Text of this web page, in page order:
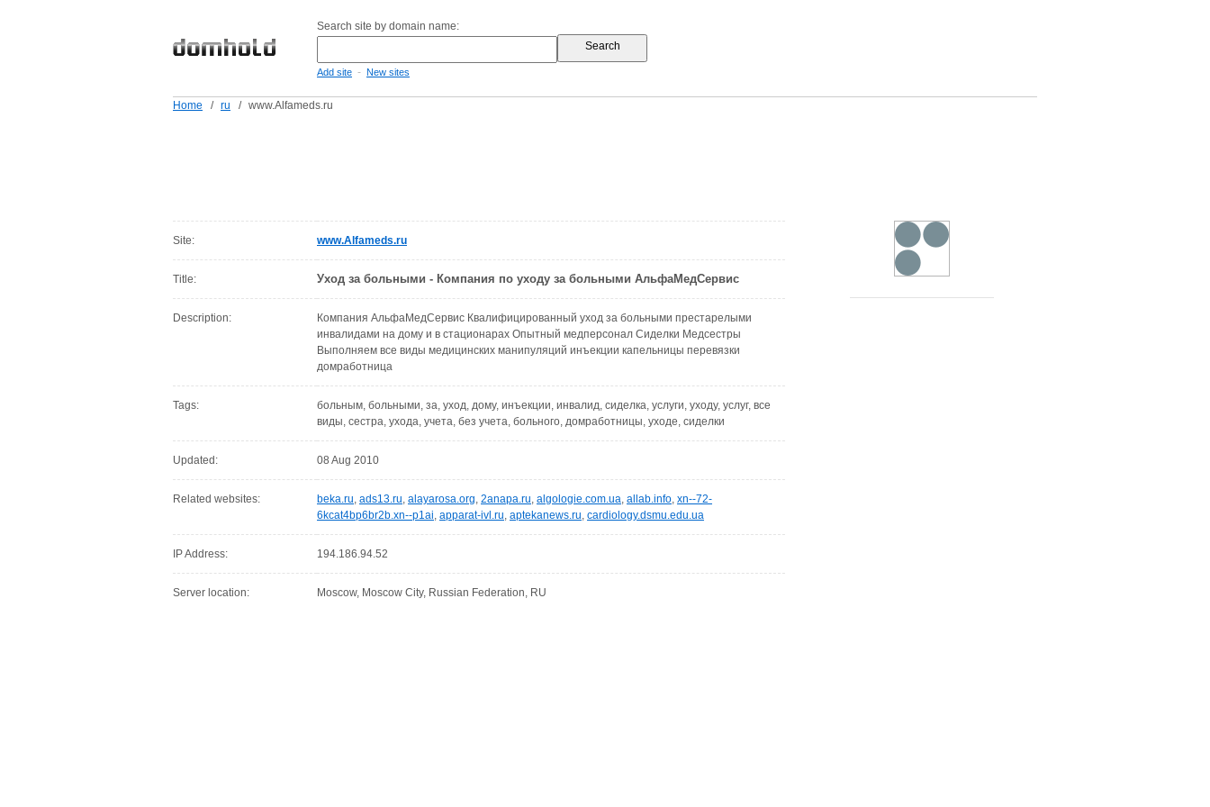
Search site by domain name:
Add site - New sites
Home / ru / www.Alfameds.ru
Site: www.Alfameds.ru
Title: Уход за больными - Компания по уходу за больными АльфаМедСервис
Description:
Компания АльфаМедСервис Квалифицированный уход за больными престарелыми
инвалидами на дому и в стационарах Опытный медперсонал Сиделки Медсестры
Выполняем все виды медицинских манипуляций инъекции капельницы перевязки
домработница
Tags:
больным, больными, за, уход, дому, инъекции, инвалид, сиделка, услуги, уходу, услуг, все
виды, сестра, ухода, учета, без учета, больного, домработницы, уходе, сиделки
Updated: 08 Aug 2010
Related websites: beka.ru, ads13.ru, alayarosa.org, 2anapa.ru, algologie.com.ua, allab.info, xn--72-
6kcat4bp6br2b.xn--p1ai, apparat-ivl.ru, aptekanews.ru, cardiology.dsmu.edu.ua
IP Address: 194.186.94.52
Server location: Moscow, Moscow City, Russian Federation, RU